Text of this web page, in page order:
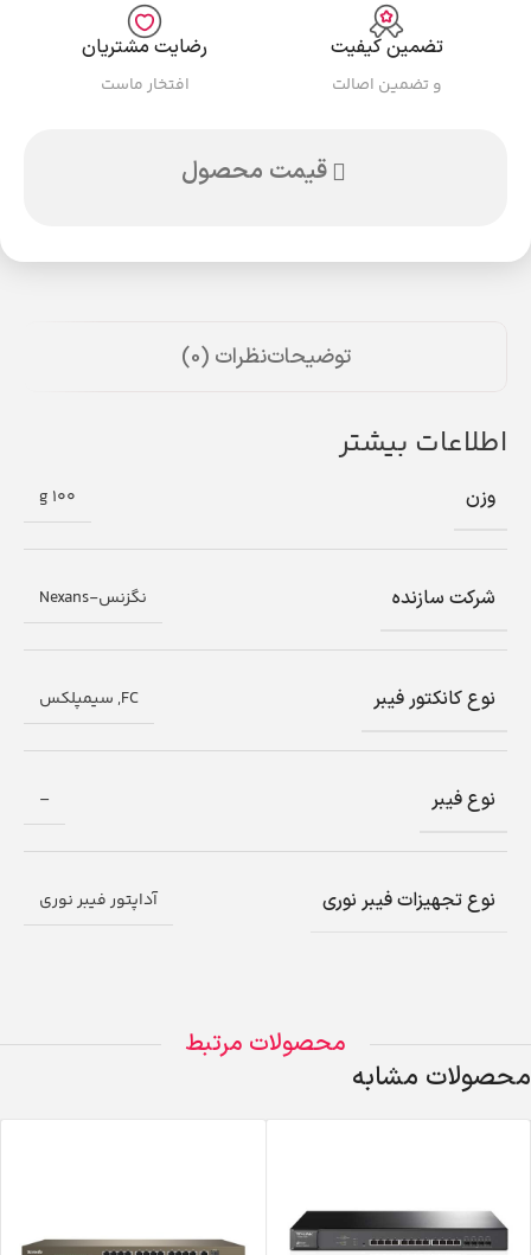
تضمین کیفیت
و تضمین اصالت
رضایت مشتریان
افتخار ماست
قیمت محصول
توضیحاتنظرات (0)
اطلاعات بیشتر
وزن 100 g
شرکت سازنده نگزنس-Nexans
نوع کانکتور فیبر FC, سیمپلکس
نوع فیبر –
نوع تجهیزات فیبر نوری آداپتور فیبر نوری
محصولات مرتبط
محصولات مشابه